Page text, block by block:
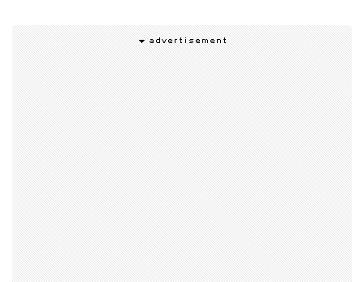
การศึกษา
ศิลปะ, วัฒนธรรม
ศาสนา
การเมือง
ราชการ, รัฐวิสาหกิจ
ธุรกิจ, สังคม
เศรษฐกิจ, การเงิน
การเกษตร
พลังงาน, สิ่งแวดล้อม